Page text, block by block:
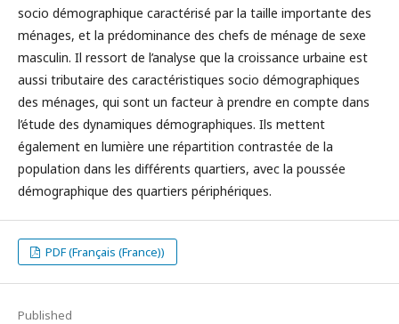
socio démographique caractérisé par la taille importante des
ménages, et la prédominance des chefs de ménage de sexe
masculin. Il ressort de l’analyse que la croissance urbaine est
aussi tributaire des caractéristiques socio démographiques
des ménages, qui sont un facteur à prendre en compte dans
l’étude des dynamiques démographiques. Ils mettent
également en lumière une répartition contrastée de la
population dans les différents quartiers, avec la poussée
démographique des quartiers périphériques.
PDF (Français (France))
Published